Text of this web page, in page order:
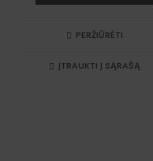
PERŽIŪRĖTI
ĮTRAUKTI Į SĄRAŠĄ